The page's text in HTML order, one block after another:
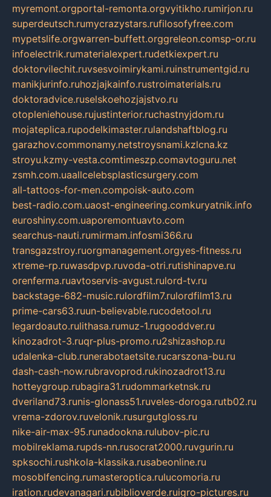
myremont.orgportal-remonta.orgvyitikho.rumirjon.ru
superdeutsch.rumycrazystars.rufilosofyfree.com
mypetslife.orgwarren-buffett.orggreleon.comsp-or.ru
infoelectrik.rumaterialexpert.rudetkiexpert.ru
doktorvilechit.ruvsesvoimirykami.ruinstrumentgid.ru
manikjurinfo.ruhozjajkainfo.rustroimaterials.ru
doktoradvice.ruselskoehozjajstvo.ru
otopleniehouse.rujustinterior.ruchastnyjdom.ru
mojateplica.rupodelkimaster.rulandshaftblog.ru
garazhov.commonamy.netstroysnami.kzlcna.kz
stroyu.kzmy-vesta.comtimeszp.comavtoguru.net
zsmh.com.uaallcelebsplasticsurgery.com
all-tattoos-for-men.compoisk-auto.com
best-radio.com.uaost-engineering.comkuryatnik.info
euroshiny.com.uaporemontuavto.com
searchus-nauti.rumirmam.infosmi366.ru
transgazstroy.ruorgmanagement.orgyes-fitness.ru
xtreme-rp.ruwasdpvp.ruvoda-otri.rutishinapve.ru
orenferma.ruavtoservis-avgust.rulord-tv.ru
backstage-682-music.rulordfilm7.rulordfilm13.ru
prime-cars63.ruun-believable.rucodetool.ru
legardoauto.rulithasa.rumuz-1.rugooddver.ru
kinozadrot-3.ruqr-plus-promo.ru2shizashop.ru
udalenka-club.runerabotaetsite.rucarszona-bu.ru
dash-cash-now.rubravoprod.rukinozadrot13.ru
hotteygroup.rubagira31.rudommarketnsk.ru
dveriland73.runis-glonass51.ruveles-doroga.rutb02.ru
vrema-zdorov.ruvelonik.rusurgutgloss.ru
nike-air-max-95.runadookna.rulubov-pic.ru
mobilreklama.rupds-nn.rusocrat2000.ruvgurin.ru
spksochi.rushkola-klassika.rusabeonline.ru
mosoblfencing.rumasteroptica.rulucomoria.ru
iration.rudevanagari.rubiblioverde.ruigro-pictures.ru